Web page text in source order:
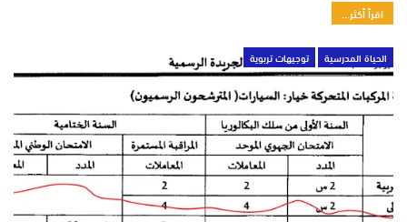
اقرأ أكثر...
الحياة المدرسية توجيهات تربوية